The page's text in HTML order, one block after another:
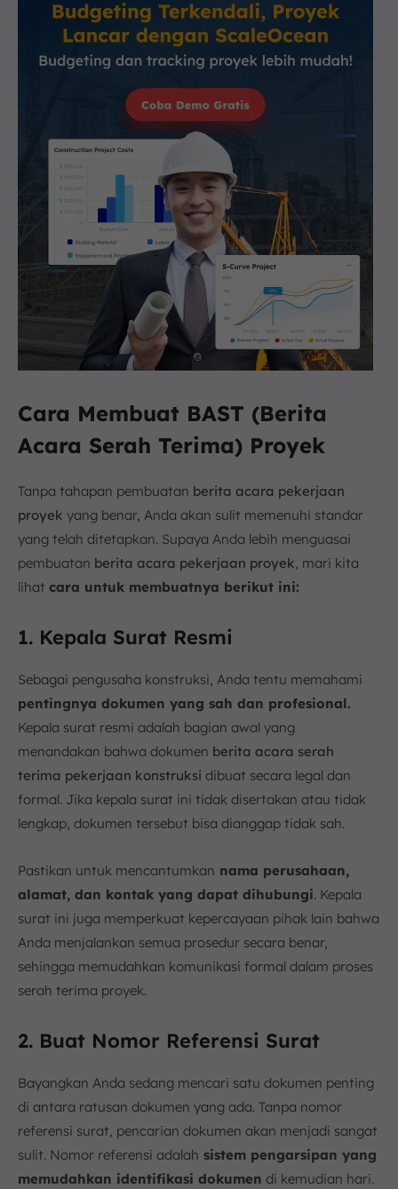
Cara Membuat BAST (Berita
Acara Serah Terima) Proyek
Tanpa tahapan pembuatan berita acara pekerjaan
proyek yang benar, Anda akan sulit memenuhi standar
yang telah ditetapkan. Supaya Anda lebih menguasai
pembuatan berita acara pekerjaan proyek, mari kita
lihat cara untuk membuatnya berikut ini:
1. Kepala Surat Resmi
Sebagai pengusaha konstruksi, Anda tentu memahami
pentingnya dokumen yang sah dan profesional.
Kepala surat resmi adalah bagian awal yang
menandakan bahwa dokumen berita acara serah
terima pekerjaan konstruksi dibuat secara legal dan
formal. Jika kepala surat ini tidak disertakan atau tidak
lengkap, dokumen tersebut bisa dianggap tidak sah.
Pastikan untuk mencantumkan nama perusahaan,
alamat, dan kontak yang dapat dihubungi. Kepala
surat ini juga memperkuat kepercayaan pihak lain bahwa
Anda menjalankan semua prosedur secara benar,
sehingga memudahkan komunikasi formal dalam proses
serah terima proyek.
2. Buat Nomor Referensi Surat
Bayangkan Anda sedang mencari satu dokumen penting
di antara ratusan dokumen yang ada. Tanpa nomor
referensi surat, pencarian dokumen akan menjadi sangat
sulit. Nomor referensi adalah sistem pengarsipan yang
memudahkan identifikasi dokumen di kemudian hari.